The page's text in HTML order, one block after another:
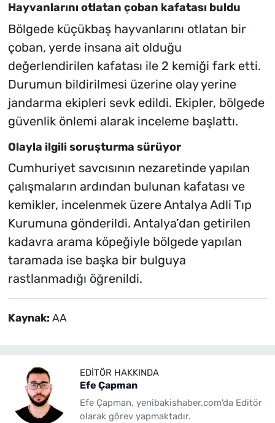
Hayvanlarını otlatan çoban kafatası buldu
Bölgede küçükbaş hayvanlarını otlatan bir
çoban, yerde insana ait olduğu
değerlendirilen kafatası ile 2 kemiği fark etti.
Durumun bildirilmesi üzerine olay yerine
jandarma ekipleri sevk edildi. Ekipler, bölgede
güvenlik önlemi alarak inceleme başlattı.
Olayla ilgili soruşturma sürüyor
Cumhuriyet savcısının nezaretinde yapılan
çalışmaların ardından bulunan kafatası ve
kemikler, incelenmek üzere Antalya Adli Tıp
Kurumuna gönderildi. Antalya’dan getirilen
kadavra arama köpeğiyle bölgede yapılan
taramada ise başka bir bulguya
rastlanmadığı öğrenildi.
Kaynak: AA
EDITÖR HAKKINDA
Efe Çapman
Efe Çapman, yenibakishaber.com'da Editör
olarak görev yapmaktadır.